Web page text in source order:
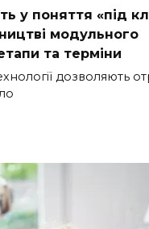
у поняття «під
модульного
та терміни
дозволяють